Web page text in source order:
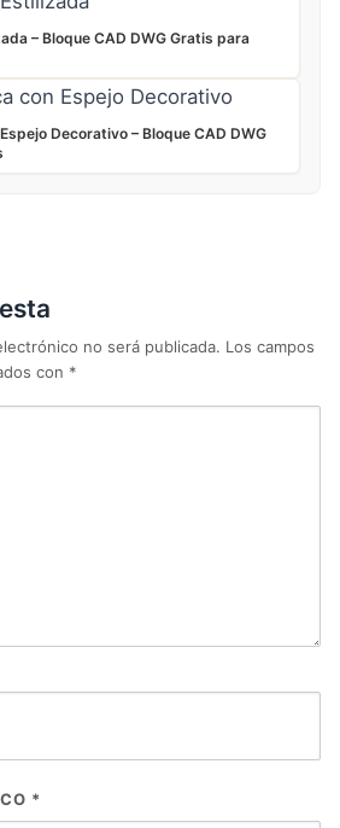
– Bloque CAD DWG Gratis para
Decorativo – Bloque CAD DWG
no será publicada. Los campos
con *
*